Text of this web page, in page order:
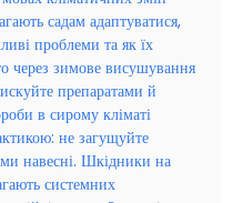
садам адаптуватися,
проблеми та як їх
через зимове висушування
препаратами й
в сирому кліматі
не загущуйте
навесні. Шкідники на
системних